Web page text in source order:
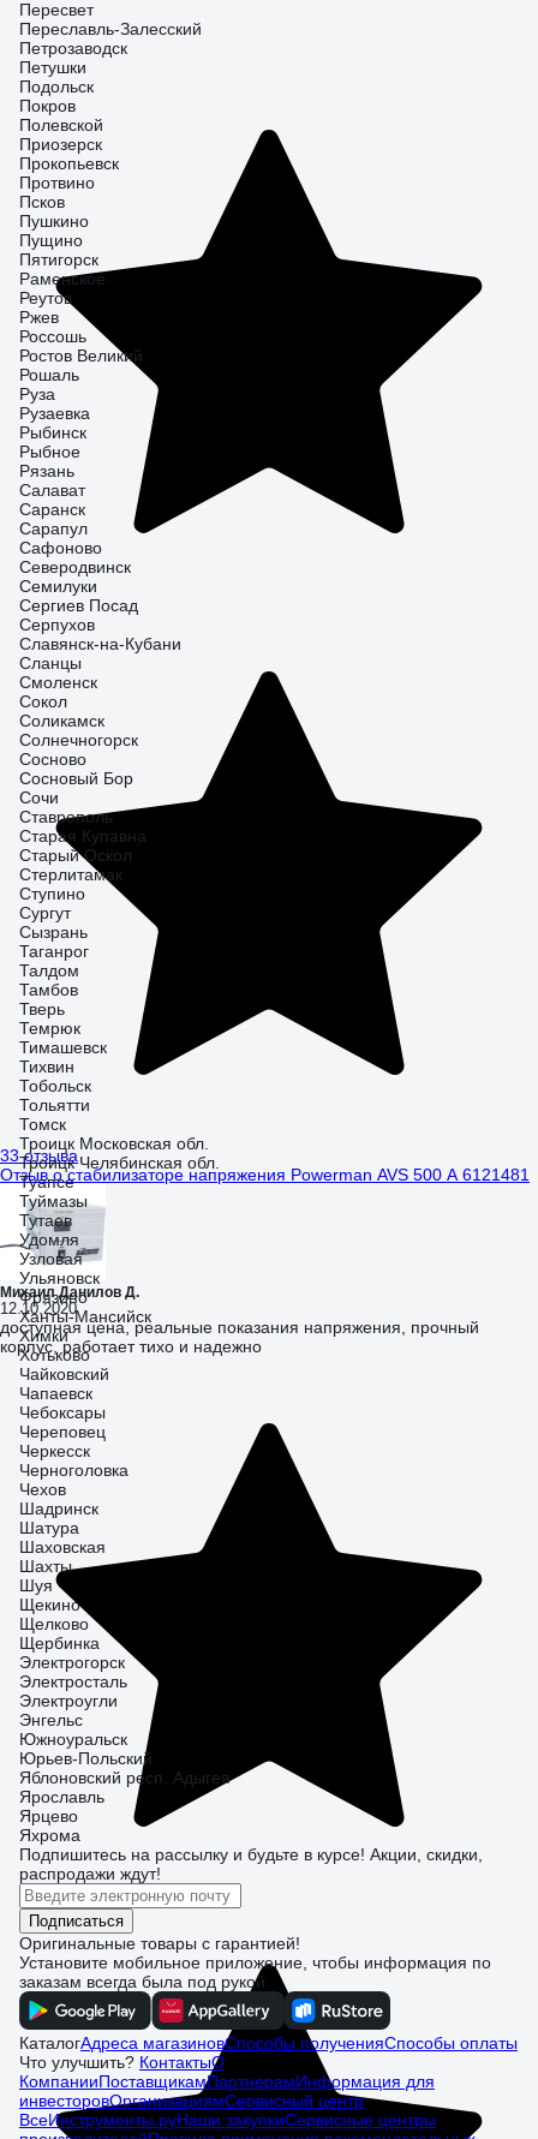
33 отзыва
Отзыв о стабилизаторе напряжения Powerman AVS 500 A 6121481
Михаил Данилов Д.
12.10.2020
доступная цена, реальные показания напряжения, прочный
корпус, работает тихо и надежно
Пересвет
Переславль-Залесский
Петрозаводск
Петушки
Подольск
Покров
Полевской
Приозерск
Прокопьевск
Протвино
Псков
Пушкино
Пущино
Пятигорск
Раменское
Реутов
Ржев
Россошь
Ростов Великий
Рошаль
Руза
Рузаевка
Рыбинск
Рыбное
Рязань
Салават
Саранск
Сарапул
Сафоново
Северодвинск
Семилуки
Сергиев Посад
Серпухов
Славянск-на-Кубани
Сланцы
Смоленск
Сокол
Соликамск
Солнечногорск
Сосново
Сосновый Бор
Сочи
Ставрополь
Старая Купавна
Старый Оскол
Стерлитамак
Ступино
Сургут
Сызрань
Таганрог
Талдом
Тамбов
Тверь
Темрюк
Тимашевск
Тихвин
Тобольск
Тольятти
Томск
Троицк Московская обл.
Троицк Челябинская обл.
Туапсе
Туймазы
Тутаев
Удомля
Узловая
Ульяновск
Фрязино
Ханты-Мансийск
Химки
Хотьково
Чайковский
Чапаевск
Чебоксары
Череповец
Черкесск
Черноголовка
Чехов
Шадринск
Шатура
Шаховская
Шахты
Шуя
Щекино
Щелково
Щербинка
Электрогорск
Электросталь
Электроугли
Энгельс
Южноуральск
Юрьев-Польский
Яблоновский респ. Адыгея
Ярославль
Ярцево
Яхрома
Подпишитесь на рассылку и будьте в курсе! Акции, скидки,
распродажи ждут!
Подписаться
Оригинальные товары с гарантией!
Установите мобильное приложение, чтобы информация по
заказам всегда была под рукой
КаталогАдреса магазиновСпособы полученияСпособы оплаты
Что улучшить? КонтактыО
КомпанииПоставщикамПартнерамИнформация для
инвесторовОрганизациямСервисный центр
ВсеИнструменты.руНаши закупкиСервисные центры